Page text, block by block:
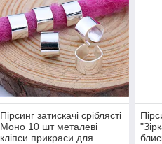
Пірсинг затискачі сріблясті
Моно 10 шт металеві
кліпси прикраси для